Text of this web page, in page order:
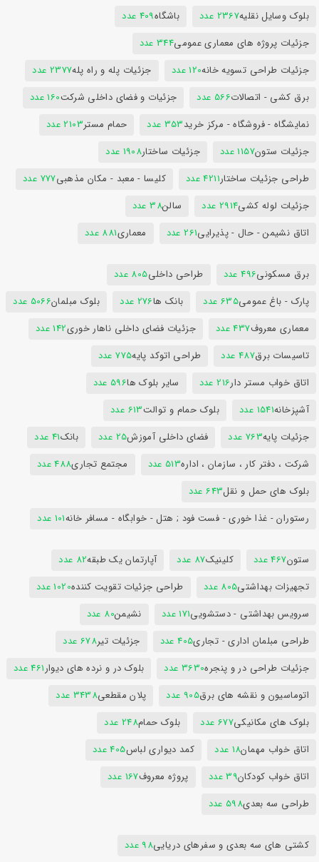
بلوک وسایل نقلیه2367 عدد باشگاه409 عدد
جزئیات پروژه های معماری عمومی344 عدد
جزئیات طراحی تسویه خانه120 عدد جزئیات پله و راه پله2377 عدد
برق کشی - اتصالات566 عدد جزئیات و فضای داخلی شرکت160 عدد
نمایشگاه - فروشگاه - مرکز خرید353 عدد حمام مستر2103 عدد
جزئیات ستون1157 عدد جزئیات ساختار1908 عدد
طراحی جزئیات ساختار4211 عدد کلیسا - معبد - مکان مذهبی777 عدد
جزئیات لوله کشی2914 عدد سالن38 عدد
اتاق نشیمن - حال - پذیرایی261 عدد معماری881 عدد
برق مسکونی496 عدد طراحی داخلی805 عدد
پارک - باغ عمومی635 عدد بانک ها276 عدد بلوک مبلمان5066 عدد
معماری معروف437 عدد جزئیات فضای داخلی ناهار خوری142 عدد
تاسیسات برق487 عدد طراحی اتوکد پایه775 عدد
اتاق خواب مستر دار216 عدد سایر بلوک ها596 عدد
آشپزخانه1541 عدد بلوک حمام و توالت613 عدد
جزئیات پایه763 عدد فضای داخلی آموزش25 عدد بانک41 عدد
شرکت ، دفتر کار ، سازمان ، اداره513 عدد مجتمع تجاری488 عدد
بلوک های حمل و نقل643 عدد
رستوران - غذا خوری - فست فود ; هتل - خوابگاه - مسافر خانه101 عدد
ستون467 عدد کلینیک87 عدد آپارتمان یک طبقه82 عدد
تجهیزات بهداشتی805 عدد طراحی جزئیات تقویت کننده1020 عدد
سرویس بهداشتی - دستشویی171 عدد نشیمن80 عدد
طراحی مبلمان اداری - تجاری405 عدد جزئیات تیر678 عدد
جزئیات طراحی در و پنجره3630 عدد بلوک در و نرده های دیوار461 عدد
اتوماسیون و نقشه های برق905 عدد پلان مقطعی3438 عدد
بلوک های مکانیکی677 عدد بلوک حمام248 عدد
اتاق خواب مهمان18 عدد کمد دیواری لباس405 عدد
اتاق خواب کودکان39 عدد پروژه معروف167 عدد
طراحی سه بعدی598 عدد
کشتی های سه بعدی و سفرهای دریایی98 عدد